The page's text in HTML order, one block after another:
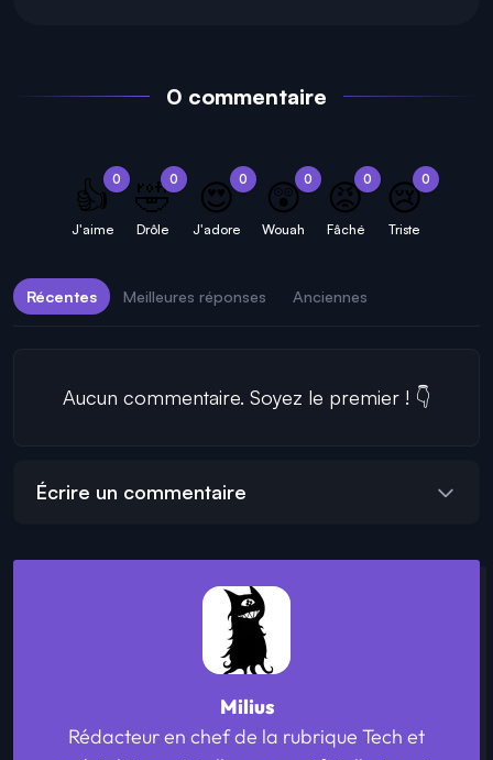
0 commentaire
0
👍
J'aime
0
🤣
Drôle
0
😍
J'adore
0
😲
Wouah
0
😡
Fâché
0
😢
Triste
Récentes Meilleures réponses Anciennes
Aucun commentaire. Soyez le premier ! 👇
Écrire un commentaire
Milius
Rédacteur en chef de la rubrique Tech et